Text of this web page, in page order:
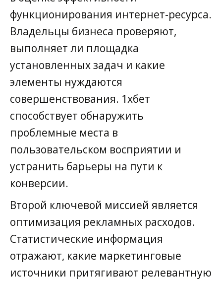
функционирования интернет-ресурса.
Владельцы бизнеса проверяют,
выполняет ли площадка
установленных задач и какие
элементы нуждаются
совершенствования. 1хбет
способствует обнаружить
проблемные места в
пользовательском восприятии и
устранить барьеры на пути к
конверсии.
Второй ключевой миссией является
оптимизация рекламных расходов.
Статистические информация
отражают, какие маркетинговые
источники притягивают релевантную